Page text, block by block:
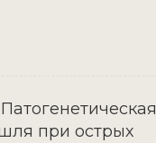
при острых